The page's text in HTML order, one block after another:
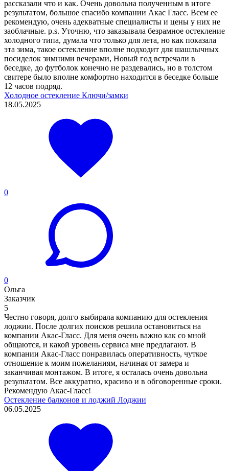
рассказали что и как. Очень довольна полученным в итоге
результатом, большое спасибо компании Акас Гласс. Всем ее
рекомендую, очень адекватные специалисты и цены у них не
заоблачные. p.s. Уточню, что заказывала безрамное остекление
холодного типа, думала что только для лета, но как показала
эта зима, такое остекление вполне подходит для шашлычных
посиделок зимними вечерами, Новый год встречали в
беседке, до футболок конечно не раздевались, но в толстом
свитере было вполне комфортно находится в беседке больше
12 часов подряд.
Холодное остекление Ключи/замки
18.05.2025
0
0
Ольга
Заказчик
5
Честно говоря, долго выбирала компанию для остекления
лоджии. После долгих поисков решила остановиться на
компании Акас-Гласс. Для меня очень важно как со мной
общаются, и какой уровень сервиса мне предлагают. В
компании Акас-Гласс понравилась оперативность, чуткое
отношение к моим пожеланиям, начиная от замера и
заканчивая монтажом. В итоге, я осталась очень довольна
результатом. Все аккуратно, красиво и в обговоренные сроки.
Рекомендую Акас-Гласс!
Остекление балконов и лоджий Лоджии
06.05.2025